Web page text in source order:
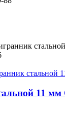
стальной
11 мм